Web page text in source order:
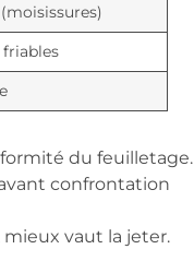
friables
du feuilletage.
confrontation
mieux vaut la jeter.